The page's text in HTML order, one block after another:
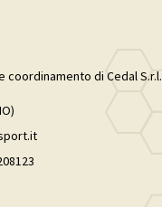
di Cedal S.r.l.